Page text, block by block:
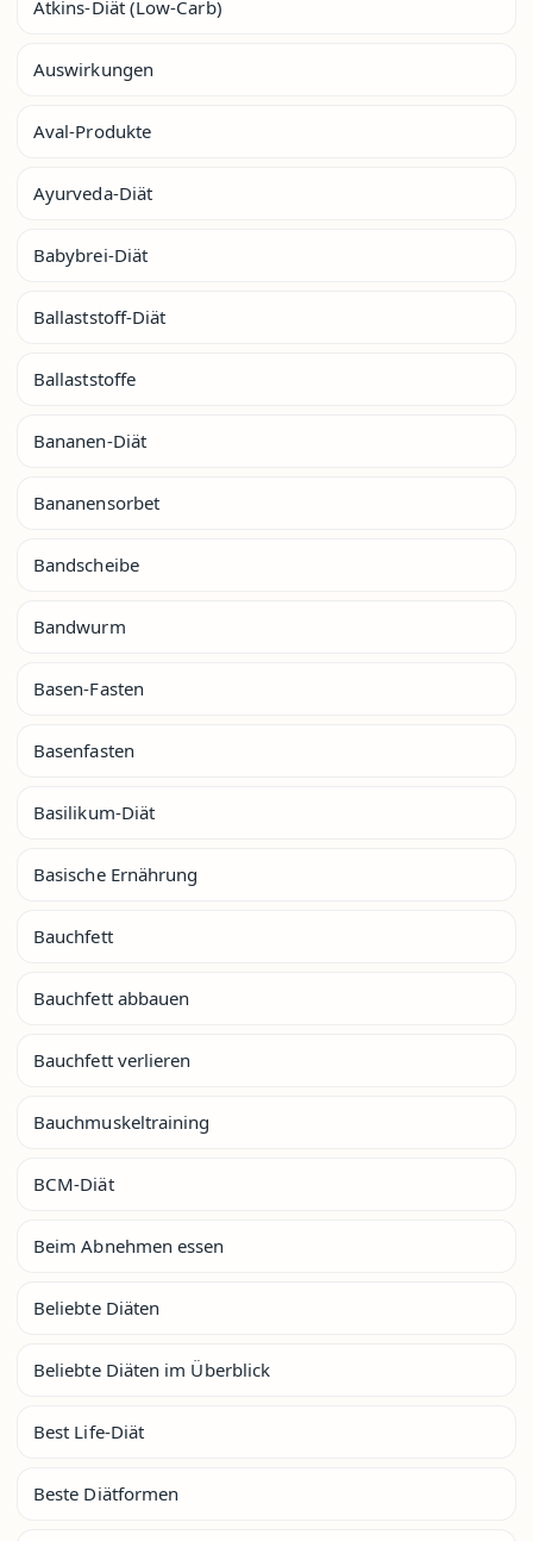
Atkins-Diät (Low-Carb)
Auswirkungen
Aval-Produkte
Ayurveda-Diät
Babybrei-Diät
Ballaststoff-Diät
Ballaststoffe
Bananen-Diät
Bananensorbet
Bandscheibe
Bandwurm
Basen-Fasten
Basenfasten
Basilikum-Diät
Basische Ernährung
Bauchfett
Bauchfett abbauen
Bauchfett verlieren
Bauchmuskeltraining
BCM-Diät
Beim Abnehmen essen
Beliebte Diäten
Beliebte Diäten im Überblick
Best Life-Diät
Beste Diätformen